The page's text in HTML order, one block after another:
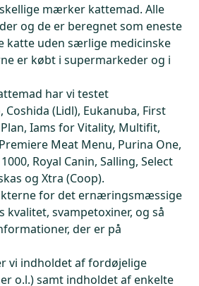
mærker kattemad. Alle
og de er beregnet som eneste
katte uden særlige medicinske
er købt i supermarkeder og i
har vi testet
Coshida (Lidl), Eukanuba, First
Iams for Vitality, Multifit,
Meat Menu, Purina One,
Royal Canin, Salling, Select
og Xtra (Coop).
for det ernæringsmæssige
kvalitet, svampetoxiner, og så
der er på
vi indholdet af fordøjelige
o.l.) samt indholdet af enkelte